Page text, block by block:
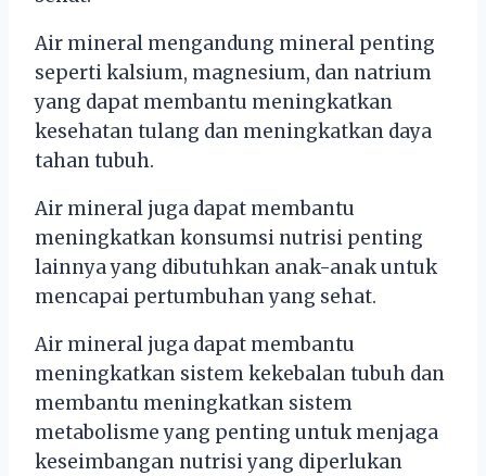
Air mineral mengandung mineral penting
seperti kalsium, magnesium, dan natrium
yang dapat membantu meningkatkan
kesehatan tulang dan meningkatkan daya
tahan tubuh.
Air mineral juga dapat membantu
meningkatkan konsumsi nutrisi penting
lainnya yang dibutuhkan anak-anak untuk
mencapai pertumbuhan yang sehat.
Air mineral juga dapat membantu
meningkatkan sistem kekebalan tubuh dan
membantu meningkatkan sistem
metabolisme yang penting untuk menjaga
keseimbangan nutrisi yang diperlukan